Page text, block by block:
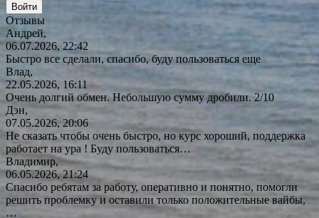
Отзывы
Андрей,
06.07.2026, 22:42
Быстро все сделали, спасибо, буду пользоваться еще
Влад,
22.05.2026, 16:11
Очень долгий обмен. Небольшую сумму дробили. 2/10
Дэн,
07.05.2026, 20:06
Не сказать чтобы очень быстро, но курс хороший, поддержка
работает на ура ! Буду пользоваться…
Владимир,
06.05.2026, 21:24
Спасибо ребятам за работу, оперативно и понятно, помогли
решить проблемку и оставили только положительные вайбы,
…